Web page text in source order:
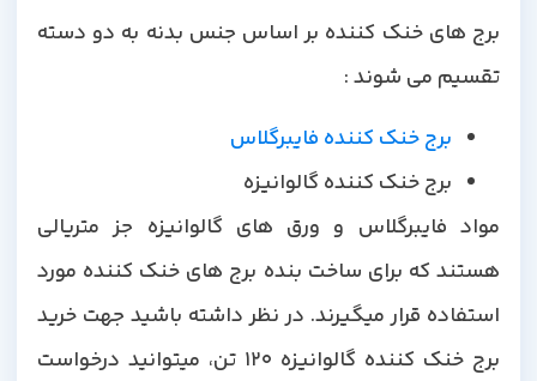
برج های خنک کننده بر اساس جنس بدنه به دو دسته
تقسیم می شوند :
برج خنک کننده فایبرگلاس
برج خنک کننده گالوانیزه
مواد فایبرگلاس و ورق های گالوانیزه جز متریالی
هستند که برای ساخت بنده برج های خنک کننده مورد
استفاده قرار میگیرند. در نظر داشته باشید جهت خرید
برج خنک کننده گالوانیزه 120 تن، میتوانید درخواست